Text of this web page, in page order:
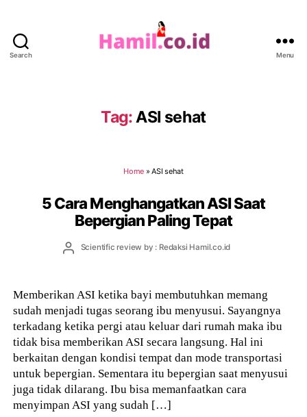
Search Menu
Tag: ASI sehat
Home »ASI sehat
5 Cara Menghangatkan ASI Saat
Bepergian Paling Tepat
PostScientific review by : Redaksi Hamil.co.id
Memberikan ASI ketika bayi membutuhkan memang
sudah menjadi tugas seorang ibu menyusui. Sayangnya
terkadang ketika pergi atau keluar dari rumah maka ibu
tidak bisa memberikan ASI secara langsung. Hal ini
berkaitan dengan kondisi tempat dan mode transportasi
untuk bepergian. Sementara itu bepergian saat menyusui
juga tidak dilarang. Ibu bisa memanfaatkan cara
menyimpan ASI yang sudah […]